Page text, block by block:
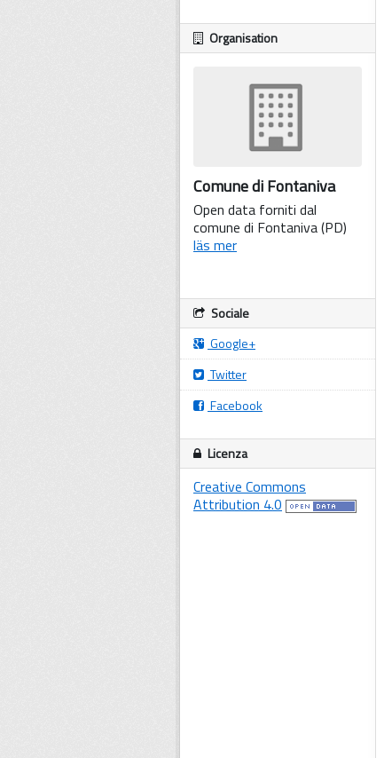
Organisation
Comune di Fontaniva
Open data forniti dal
comune di Fontaniva (PD)
läs mer
Sociale
Google+
Twitter
Facebook
Licenza
Creative Commons
Attribution 4.0